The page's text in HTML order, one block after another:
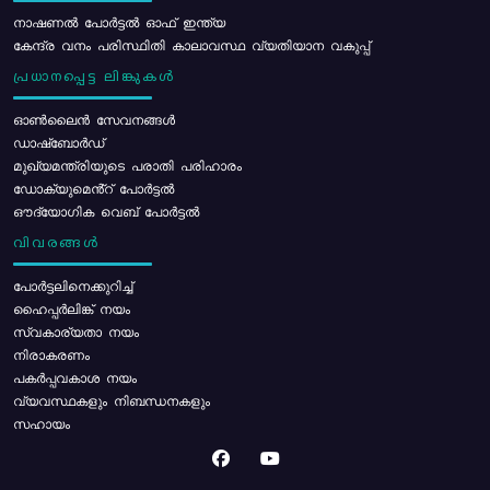
നാഷണൽ പോർട്ടൽ ഓഫ് ഇന്ത്യ
കേന്ദ്ര വനം പരിസ്ഥിതി കാലാവസ്ഥ വ്യതിയാന വകുപ്പ്
പ്രധാനപ്പെട്ട ലിങ്കുകൾ
ഓൺലൈൻ സേവനങ്ങൾ
ഡാഷ്ബോർഡ്
മുഖ്യമന്ത്രിയുടെ പരാതി പരിഹാരം
ഡോക്യുമെൻ്റ് പോർട്ടൽ
ഔദ്യോഗിക വെബ് പോർട്ടൽ
വിവരങ്ങൾ
പോര്‍ട്ടലിനെക്കുറിച്ച്
ഹൈപ്പർലിങ്ക് നയം
സ്വകാര്യതാ നയം
നിരാകരണം
പകർപ്പവകാശ നയം
വ്യവസ്ഥകളും നിബന്ധനകളും
സഹായം